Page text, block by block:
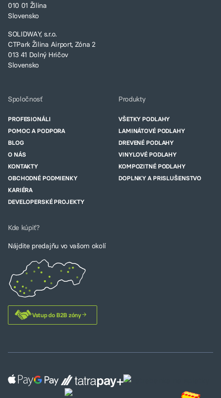
010 01 Žilina
Slovensko
SOLIDWAY, s.r.o.
CTPark Žilina Airport, Zóna 2
013 41 Dolný Hričov
Slovensko
Spoločnosť
PROFESIONÁLI
POMOC A PODPORA
BLOG
O NÁS
KONTAKTY
OBCHODNÉ PODMIENKY
KARIÉRA
DEVELOPERSKÉ PROJEKTY
Produkty
VŠETKY PODLAHY
LAMINÁTOVÉ PODLAHY
DREVENÉ PODLAHY
VINYLOVÉ PODLAHY
KOMPOZITNÉ PODLAHY
DOPLNKY A PRISLUŠENSTVO
Kde kúpiť?
Nájdite predajňu vo vašom okolí
Vstup do B2B zóny